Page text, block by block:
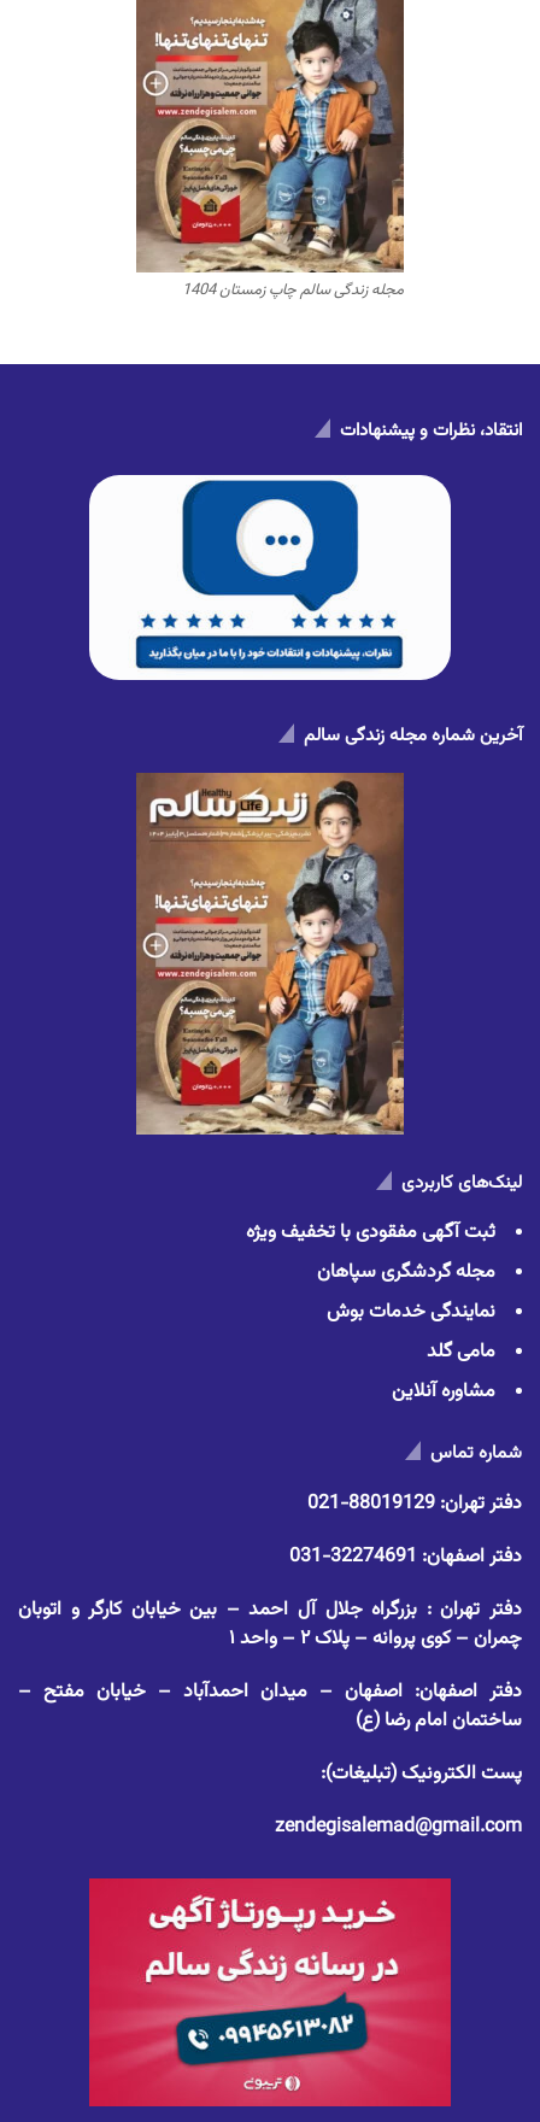
مجله زندگی سالم چاپ زمستان 1404
انتقاد، نظرات و پیشنهادات
آخرین شماره مجله زندگی سالم
لینک‌های کاربردی
ثبت آگهی مفقودی با تخفیف ویژه
مجله گردشگری سپاهان
نمایندگی خدمات بوش
مامی گلد
مشاوره آنلاین
شماره تماس
دفتر تهران: 88019129-021
دفتر اصفهان: 32274691-031
دفتر تهران : بزرگراه جلال آل احمد – بین خیابان کارگر و اتوبان
چمران – کوی پروانه – پلاک ۲ – واحد ۱
دفتر اصفهان: اصفهان – میدان احمدآباد – خیابان مفتح –
ساختمان امام رضا (ع)
پست الکترونیک (تبلیغات):
zendegisalemad@gmail.com